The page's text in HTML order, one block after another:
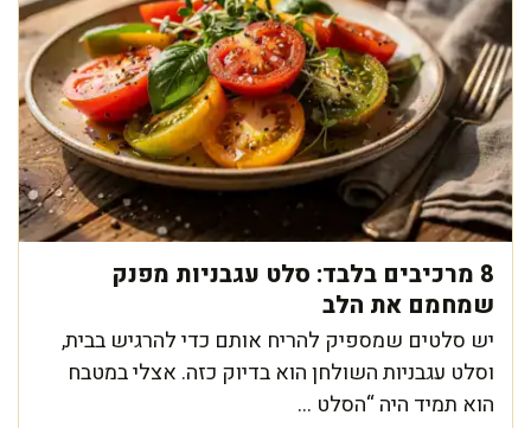
8 מרכיבים בלבד: סלט עגבניות מפנק
שמחמם את הלב
יש סלטים שמספיק להריח אותם כדי להרגיש בבית,
וסלט עגבניות השולחן הוא בדיוק כזה. אצלי במטבח
הוא תמיד היה “הסלט ...